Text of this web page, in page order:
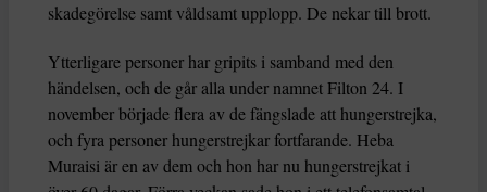
skadegörelse samt våldsamt upplopp. De nekar till brott.
Ytterligare personer har gripits i samband med den
händelsen, och de går alla under namnet Filton 24. I
november började flera av de fängslade att hungerstrejka,
och fyra personer hungerstrejkar fortfarande. Heba
Muraisi är en av dem och hon har nu hungerstrejkat i